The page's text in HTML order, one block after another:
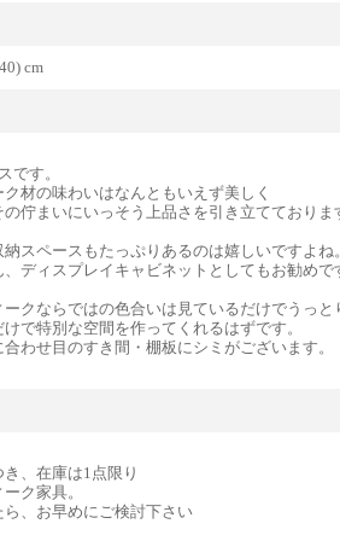
cm
です。
材の味わいはなんともいえず美しく
佇まいにいっそう上品さを引き立てておりま
スペースもたっぷりあるのは嬉しいですよね。
ディスプレイキャビネットとしてもお勧めで
クならではの色合いは見ているだけでうっと
で特別な空間を作ってくれるはずです。
わせ目のすき間・棚板にシミがございます。
、在庫は1点限り
ク家具。
、お早めにご検討下さい